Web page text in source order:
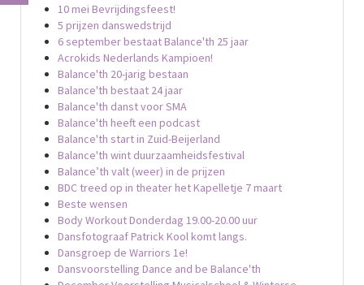
10 mei Bevrijdingsfeest!
5 prijzen danswedstrijd
6 september bestaat Balance'th 25 jaar
Acrokids Nederlands Kampioen!
Balance'th 20-jarig bestaan
Balance'th bestaat 24 jaar
Balance'th danst voor SMA
Balance'th heeft een podcast
Balance'th start in Zuid-Beijerland
Balance'th wint duurzaamheidsfestival
Balance’th valt (weer) in de prijzen
BDC treed op in theater het Kapelletje 7 maart
Beste wensen
Body Workout Donderdag 19.00-20.00 uur
Dansfotograaf Patrick Kool komt langs.
Dansgroep de Warriors 1e!
Dansvoorstelling Dance and be Balance'th